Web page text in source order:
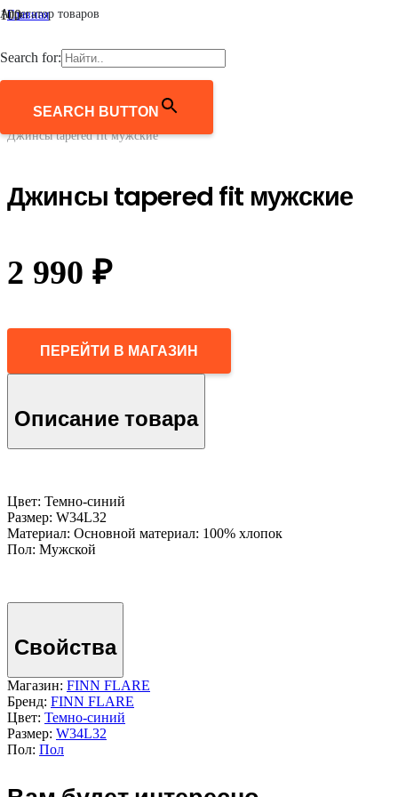
Агрегатор товаров
Search for:
SEARCH BUTTON
Главная
/
Джинсы
Джинсы tapered fit мужские
Джинсы tapered fit мужские
2 990 ₽
ПЕРЕЙТИ В МАГАЗИН
Описание товара
Цвет: Темно-cиний
Размер: W34L32
Материал: Основной материал: 100% хлопок
Пол: Мужской
Свойства
Магазин: FINN FLARE
Бренд: FINN FLARE
Цвет: Темно-cиний
Размер: W34L32
Пол: Пол